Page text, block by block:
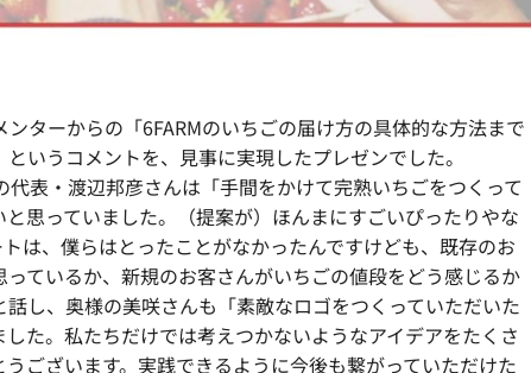
ターからの「6FARMのいちごの届け方の具体的な方法まで
いうコメントを、見事に実現したプレゼンでした。
代表・渡辺邦彦さんは「手間をかけて完熟いちごをつくって
思っていました。（提案が）ほんまにすごいぴったりやな
は、僕らはとったことがなかったんですけども、既存のお
ているか、新規のお客さんがいちごの値段をどう感じるか
し、奥様の美咲さんも「素敵なロゴをつくっていただいた
た。私たちだけでは考えつかないようなアイデアをたくさ
ございます。実践できるように今後も繋がっていただけた